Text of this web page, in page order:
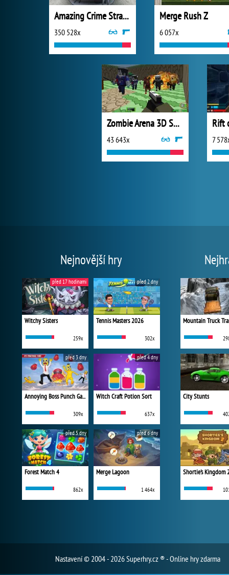
Amazing Crime Strange Stickman
350 528x
Merge Rush Z
6 057x
Zombie Arena 3D Survival
43 643x 7
Nejnovější hry
Witchy Sisters
259x
před 17 hodinami
Tennis Masters 2026
302x
před 2 dny
Annoying Boss Punch Game
309x
před 3 dny
Witch Craft Potion Sort
637x
před 4 dny
Forest Match 4
862x
před 5 dny
Merge Lagoon
1 464x
před 6 dny
Mountain Truck
City Stunts
Shortie's Kingdom
Nastavení© 2004 - 2026 Superhry.cz ® - Online hry zdarma